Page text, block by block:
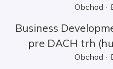
Obchod ·
Business
pre DACH trh
Obchod ·